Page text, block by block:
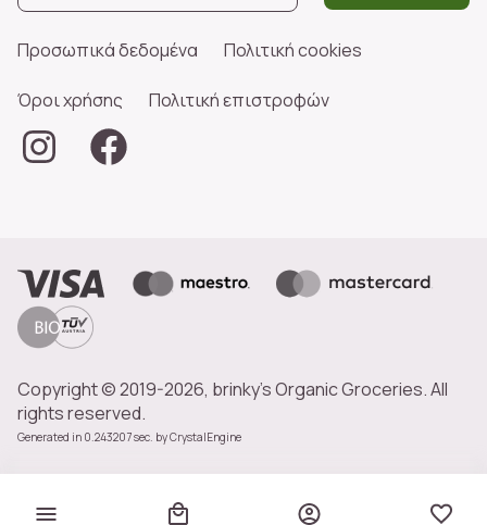
Προσωπικά δεδομένα Πολιτική cookies
Όροι χρήσης Πολιτική επιστροφών
Copyright © 2019-2026, brinky's Organic Groceries. All
rights reserved.
Generated in 0.243207 sec. byCrystalEngine